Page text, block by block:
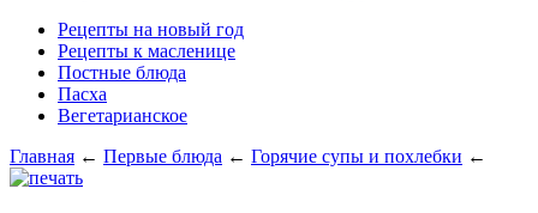
Рецепты на новый год
Рецепты к масленице
Постные блюда
Пасха
Вегетарианское
Главная ← Первые блюда ← Горячие супы и похлебки ←